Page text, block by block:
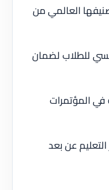
العالمي من
للطلاب لضمان
المؤتمرات
عن بعد